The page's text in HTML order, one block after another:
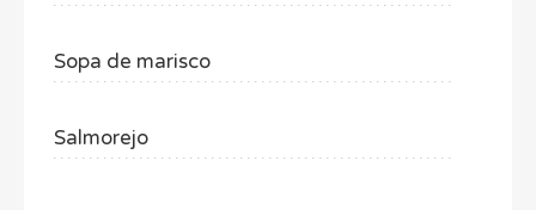
Sopa de marisco
Salmorejo